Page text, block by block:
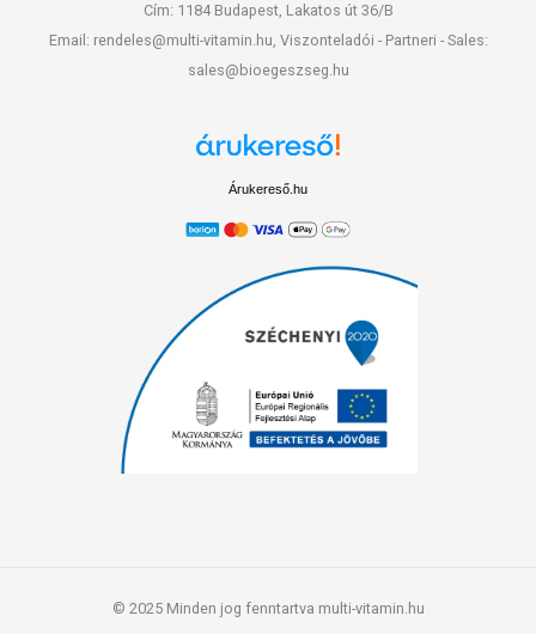
Cím: 1184 Budapest, Lakatos út 36/B
Email: rendeles@multi-vitamin.hu, Viszonteladói - Partneri - Sales:
sales@bioegeszseg.hu
Árukereső.hu
© 2025 Minden jog fenntartva multi-vitamin.hu